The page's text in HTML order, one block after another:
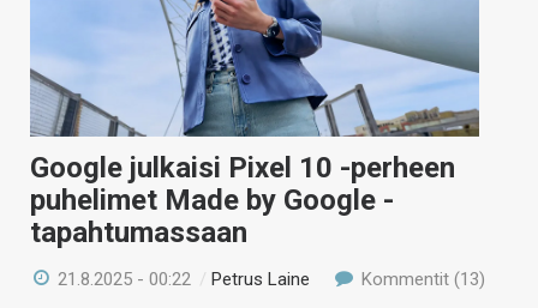
Google julkaisi Pixel 10 -perheen
puhelimet Made by Google -
tapahtumassaan
21.8.2025 - 00:22 / Petrus Laine Kommentit (13)